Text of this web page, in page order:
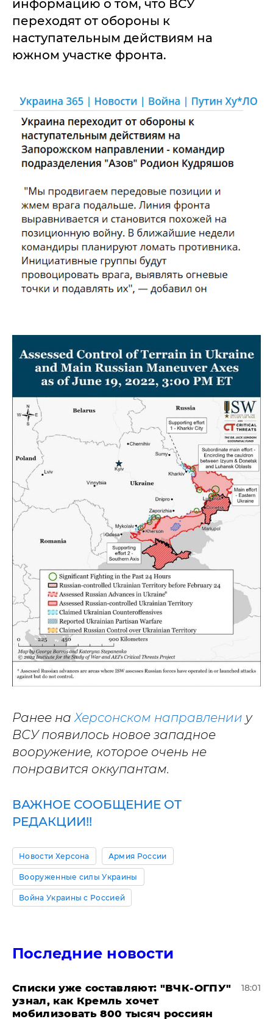
информацию о том, что ВСУ
переходят от обороны к
наступательным действиям на
южном участке фронта.
Ранее наХерсонском направлении у
ВСУ появилось новое западное
вооружение, которое очень не
понравится оккупантам.
ВАЖНОЕ СООБЩЕНИЕ ОТ
РЕДАКЦИИ!!
Новости Херсона Армия России
Вооруженные силы Украины
Война Украины с Россией
Последние новости
Списки уже составляют: "ВЧК-ОГПУ"
узнал, как Кремль хочет
мобилизовать 800 тысяч россиян
18:01